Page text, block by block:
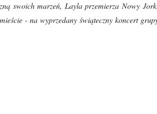
swoich marzeń, Layla przemierza Nowy
- na wyprzedany świąteczny koncert